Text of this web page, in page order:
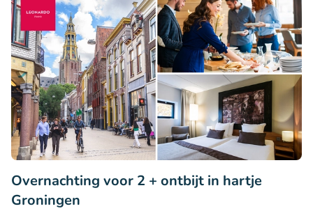
Overnachting voor 2 + ontbijt in hartje
Groningen